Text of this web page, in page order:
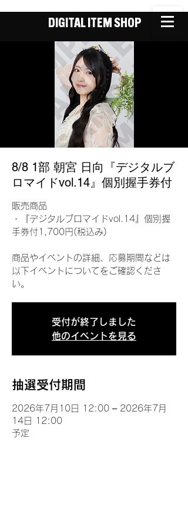
DIGITAL ITEM SHOP
8/8 1部 朝宮 日向『デジタルブ
ロマイドvol.14』個別握手券付
販売商品
・『デジタルブロマイドvol.14』個別握
手券付1,700円(税込み)
商品やイベントの詳細、応募期間などは
以下イベントについてをご確認くださ
い。
受付が終了しました
他のイベントを見る
抽選受付期間
2026年7月10日 12:00 – 2026年7月
14日 12:00
予定